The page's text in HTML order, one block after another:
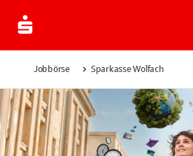
Jobbörse Sparkasse Wolfach